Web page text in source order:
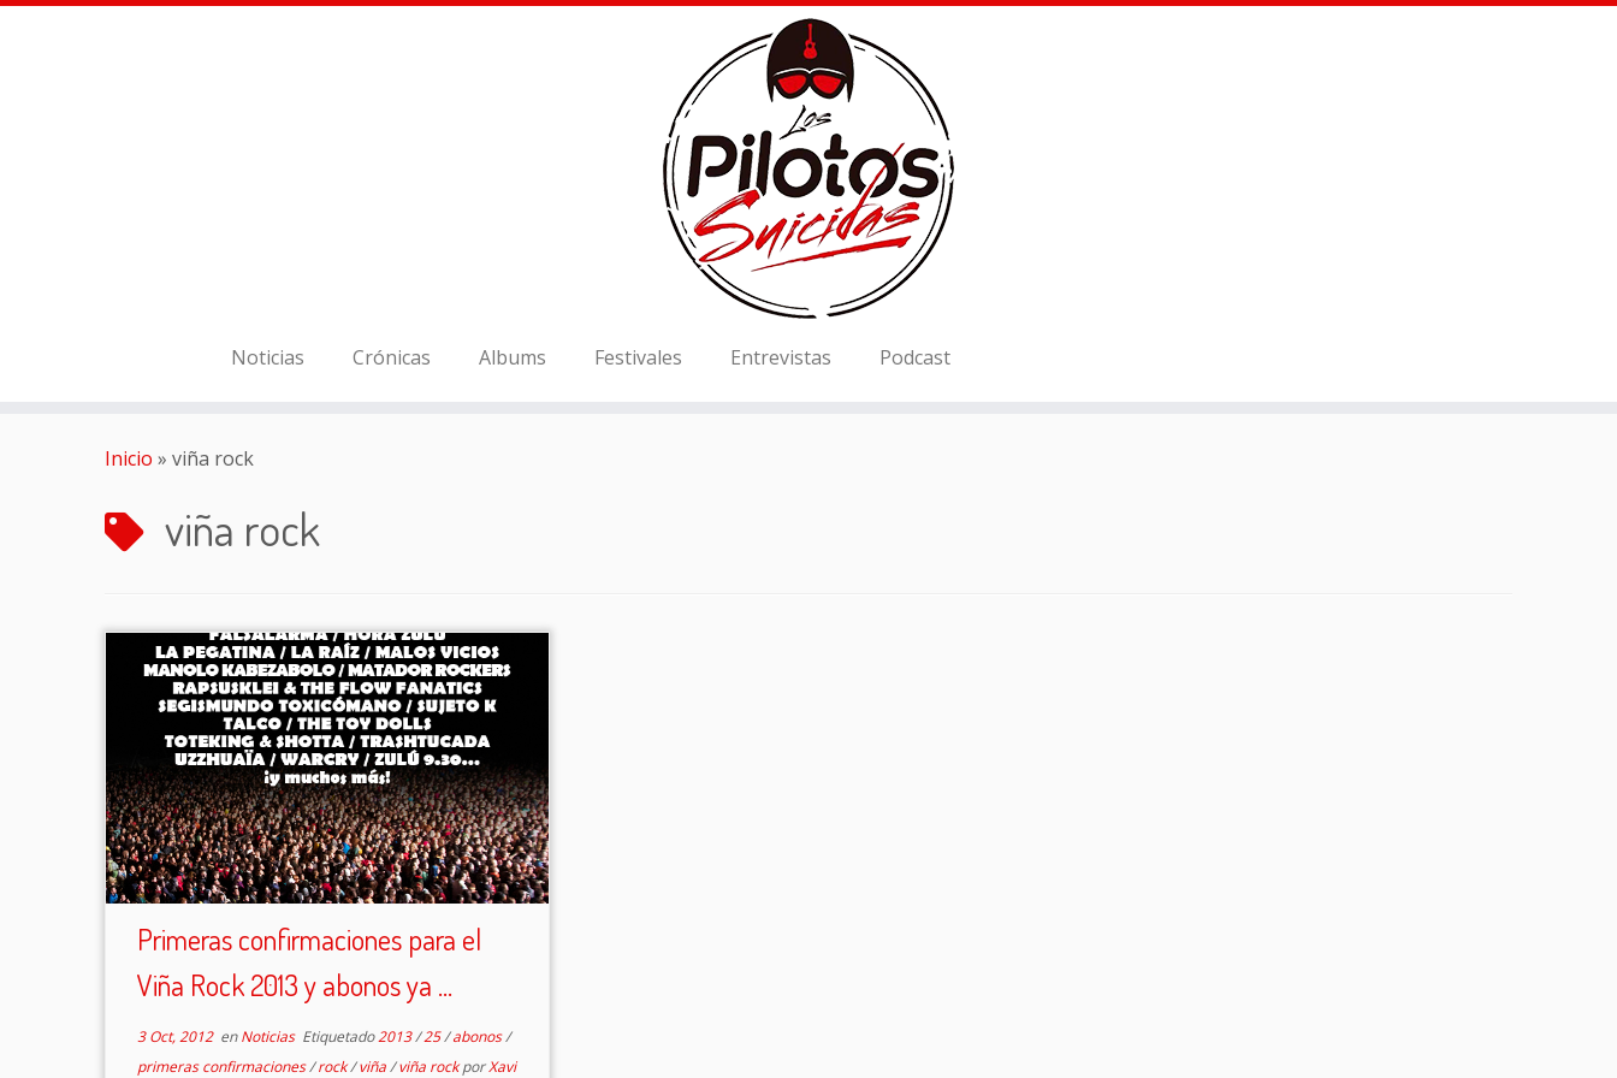
Noticias Crónicas Albums Festivales Entrevistas Podcast
Inicio » viña rock
viña rock
Primeras confirmaciones para el
Viña Rock 2013 y abonos ya ...
3 Oct, 2012enNoticias Etiquetado2013/25/abonos/
primeras confirmaciones/rock/viña/viña rockporXavi